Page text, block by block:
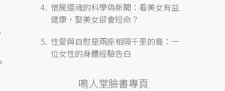
借屍還魂的科學偽新聞：看美女有益
健康，娶美女卻會短命？
性愛與自慰是兩座相隔千里的島：一
位女性的身體經驗告白
鳴人堂臉書專頁